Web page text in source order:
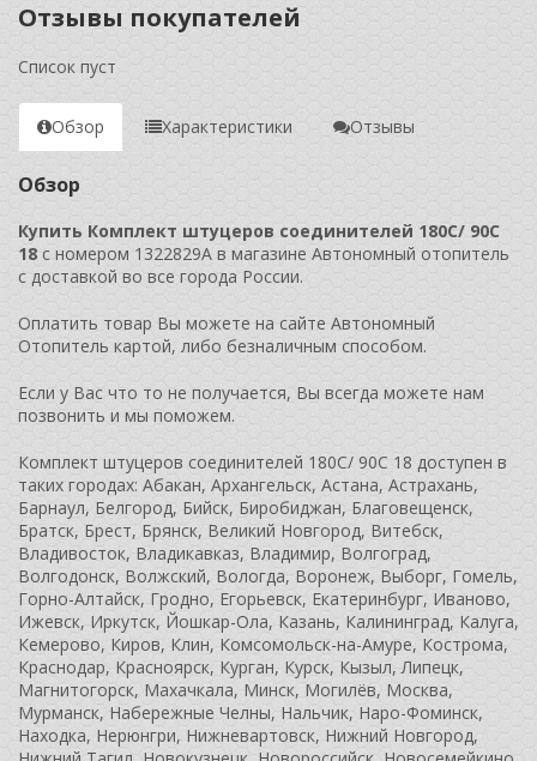
Отзывы покупателей
Список пуст
Обзор Характеристики Отзывы
Обзор
Купить Комплект штуцеров соединителей 180C/ 90C
18 с номером 1322829A в магазине Автономный отопитель
с доставкой во все города России.
Оплатить товар Вы можете на сайте Автономный
Отопитель картой, либо безналичным способом.
Если у Вас что то не получается, Вы всегда можете нам
позвонить и мы поможем.
Комплект штуцеров соединителей 180C/ 90C 18 доступен в
таких городах: Абакан, Архангельск, Астана, Астрахань,
Барнаул, Белгород, Бийск, Биробиджан, Благовещенск,
Братск, Брест, Брянск, Великий Новгород, Витебск,
Владивосток, Владикавказ, Владимир, Волгоград,
Волгодонск, Волжский, Вологда, Воронеж, Выборг, Гомель,
Горно-Алтайск, Гродно, Егорьевск, Екатеринбург, Иваново,
Ижевск, Иркутск, Йошкар-Ола, Казань, Калининград, Калуга,
Кемерово, Киров, Клин, Комсомольск-на-Амуре, Кострома,
Краснодар, Красноярск, Курган, Курск, Кызыл, Липецк,
Магнитогорск, Махачкала, Минск, Могилёв, Москва,
Мурманск, Набережные Челны, Нальчик, Наро-Фоминск,
Находка, Нерюнгри, Нижневартовск, Нижний Новгород,